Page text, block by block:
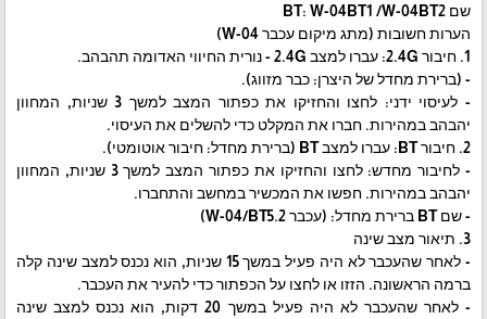
שם BT: W-04BT1 /W-04BT2
הערות חשובות (מתג מיקום עכבר W-04)
1. חיבור 2.4G: עברו למצב 2.4G - נורית החיווי האדומה תהבהב.
- (ברירת מחדל של היצרן: כבר מזווג).
- לעיסוי ידני: לחצו והחזיקו את כפתור המצב למשך 3 שניות, המחוון
יהבהב במהירות. חברו את המקלט כדי להשלים את העיסוי.
2. חיבור BT: עברו למצב BT (ברירת מחדל: חיבור אוטומטי).
- לחיבור מחדש: לחצו והחזיקו את כפתור המצב למשך 3 שניות, המחוון
יהבהב במהירות. חפשו את המכשיר במחשב והתחברו.
- שם BT ברירת מחדל: (עכבר W-04/BT5.2)
3. תיאור מצב שינה
- לאחר שהעכבר לא היה פעיל במשך 15 שניות, הוא נכנס למצב שינה קלה
ברמה הראשונה. הזזו או לחצו על הכפתור כדי להעיר את העכבר.
- לאחר שהעכבר לא היה פעיל במשך 20 דקות, הוא נכנס למצב שינה